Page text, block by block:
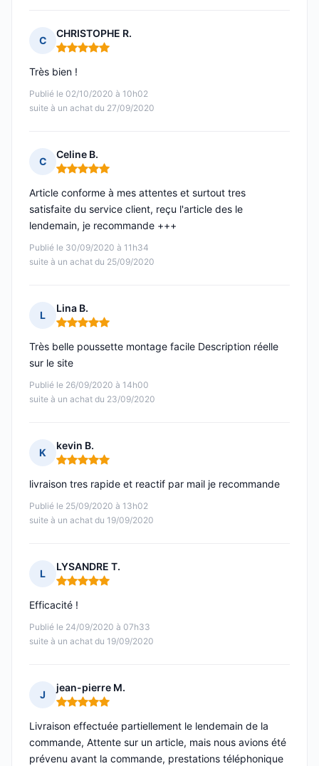
C
CHRISTOPHE R.
Note : 5 sur 5
Publié le 02/10/2020 à 10h02
suite à un achat du 27/09/2020
Très bien !
C
Celine B.
Note : 5 sur 5
Publié le 30/09/2020 à 11h34
suite à un achat du 25/09/2020
Article conforme à mes attentes et surtout tres
satisfaite du service client, reçu l'article des le
lendemain, je recommande +++
L
Lina B.
Note : 5 sur 5
Publié le 26/09/2020 à 14h00
suite à un achat du 23/09/2020
Très belle poussette montage facile Description réelle
sur le site
K
kevin B.
Note : 5 sur 5
Publié le 25/09/2020 à 13h02
suite à un achat du 19/09/2020
livraison tres rapide et reactif par mail je recommande
L
LYSANDRE T.
Note : 5 sur 5
Publié le 24/09/2020 à 07h33
suite à un achat du 19/09/2020
Efficacité !
J
jean-pierre M.
Note : 5 sur 5
Livraison effectuée partiellement le lendemain de la
commande, Attente sur un article, mais nous avions été
prévenu avant la commande, prestations téléphonique